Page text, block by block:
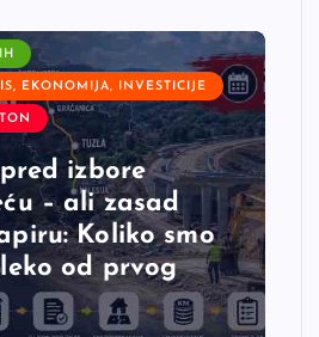
EKONOMIJA, INVESTICIJE
izbore
– ali zasad
Koliko smo
od prvog